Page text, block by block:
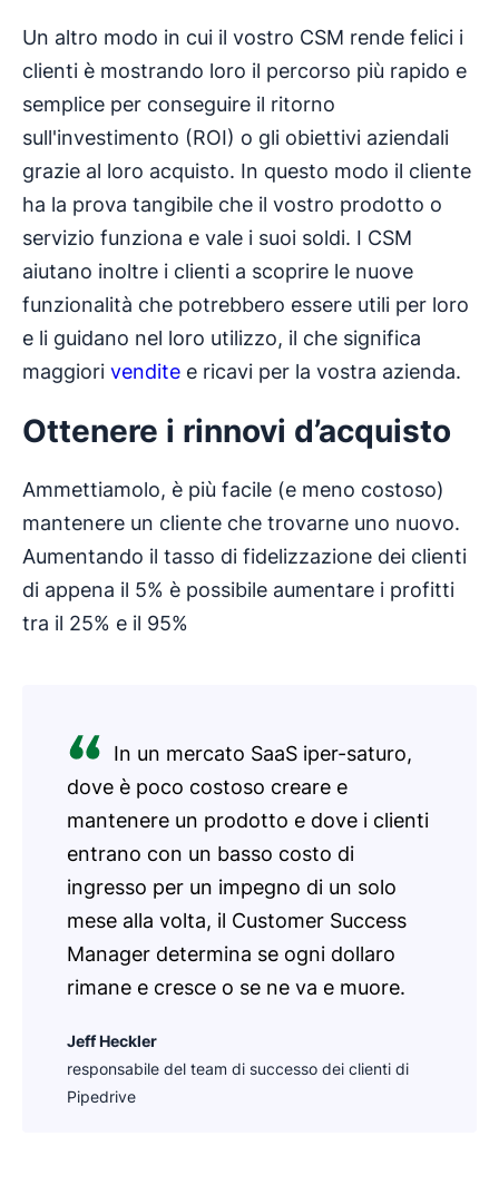
Un altro modo in cui il vostro CSM rende felici i
clienti è mostrando loro il percorso più rapido e
semplice per conseguire il ritorno
sull'investimento (ROI) o gli obiettivi aziendali
grazie al loro acquisto. In questo modo il cliente
ha la prova tangibile che il vostro prodotto o
servizio funziona e vale i suoi soldi. I CSM
aiutano inoltre i clienti a scoprire le nuove
funzionalità che potrebbero essere utili per loro
e li guidano nel loro utilizzo, il che significa
maggiori vendite e ricavi per la vostra azienda.
Ottenere i rinnovi d’acquisto
Ammettiamolo, è più facile (e meno costoso)
mantenere un cliente che trovarne uno nuovo.
Aumentando il tasso di fidelizzazione dei clienti
di appena il 5% è possibile aumentare i profitti
tra il 25% e il 95%
In un mercato SaaS iper-saturo,
dove è poco costoso creare e
mantenere un prodotto e dove i clienti
entrano con un basso costo di
ingresso per un impegno di un solo
mese alla volta, il Customer Success
Manager determina se ogni dollaro
rimane e cresce o se ne va e muore.
Jeff Heckler
responsabile del team di successo dei clienti di
Pipedrive